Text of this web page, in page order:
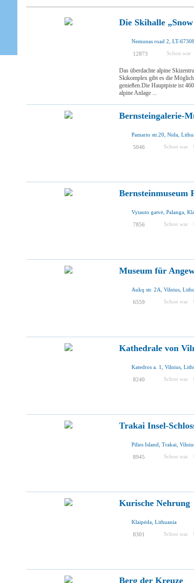
Die Skihalle
12873 Schon war
Das überdachte alpine
Skikomplex gibt es die
genießen.Die Hauptpiste ist
alpine Anlage ...
Bernsteingalerie-
Pamario str.20, Nida,
5046 Schon war
Bernsteinmuseum
Vytauto gatvė, Palanga,
7856 Schon war
Museum für
Aukų str. 2A, Vilnius,
6559 Schon war
Kathedrale von
Katedros a. 1, Vilnius,
8240 Schon war
Trakai Insel-
Pilies Island, Trakai,
8945 Schon war
Kurische Nehrung
Klaipėda, Lithuania
8301 Schon war
Berg der Kreuze